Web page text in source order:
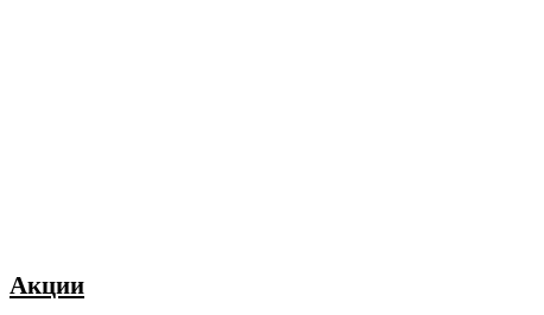
Акции